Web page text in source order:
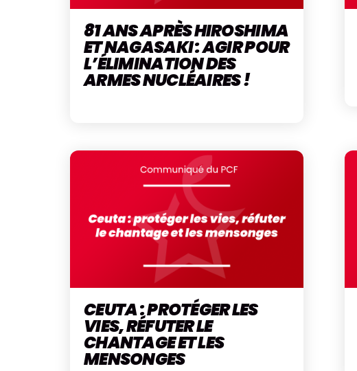
81 ANS APRÈS HIROSHIMA
ET NAGASAKI : AGIR POUR
L’ÉLIMINATION DES
ARMES NUCLÉAIRES !
CEUTA : PROTÉGER LES
VIES, RÉFUTER LE
CHANTAGE ET LES
MENSONGES